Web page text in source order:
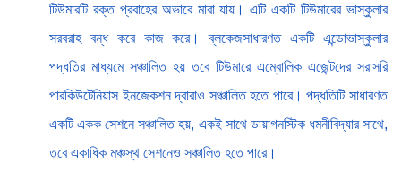
টিউমারটি রক্ত প্রবাহের অভাবে মারা যায়। এটি একটি টিউমারের ভাস্কুলার
সরবরাহ বন্ধ করে কাজ করে। ব্লকেজসাধারণত একটি এন্ডোভাস্কুলার
পদ্ধতির মাধ্যমে সঞ্চালিত হয় তবে টিউমারে এম্বোলিক এজেন্টদের সরাসরি
পারকিউটেনিয়াস ইনজেকশন দ্বারাও সঞ্চালিত হতে পারে। পদ্ধতিটি সাধারণত
একটি একক সেশনে সঞ্চালিত হয়, একই সাথে ডায়াগনস্টিক ধমনীবিদ্যার সাথে,
তবে একাধিক মঞ্চস্থ সেশনেও সঞ্চালিত হতে পারে।